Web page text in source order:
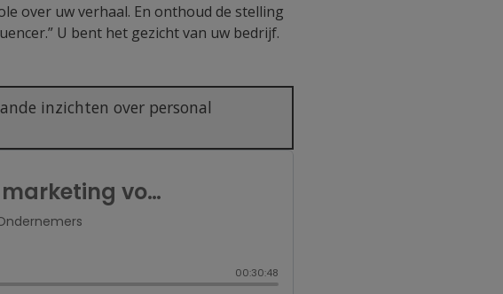
over uw verhaal. En onthoud de stelling
U bent het gezicht van uw bedrijf.
inzichten over personal